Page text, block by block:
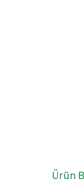
Ürün